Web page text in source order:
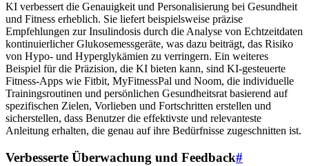
KI verbessert die Genauigkeit und Personalisierung bei Gesundheit
und Fitness erheblich. Sie liefert beispielsweise präzise
Empfehlungen zur Insulindosis durch die Analyse von Echtzeitdaten
kontinuierlicher Glukosemessgeräte, was dazu beiträgt, das Risiko
von Hypo- und Hyperglykämien zu verringern. Ein weiteres
Beispiel für die Präzision, die KI bieten kann, sind KI-gesteuerte
Fitness-Apps wie Fitbit, MyFitnessPal und Noom, die individuelle
Trainingsroutinen und persönlichen Gesundheitsrat basierend auf
spezifischen Zielen, Vorlieben und Fortschritten erstellen und
sicherstellen, dass Benutzer die effektivste und relevanteste
Anleitung erhalten, die genau auf ihre Bedürfnisse zugeschnitten ist.
Verbesserte Überwachung und Feedback#